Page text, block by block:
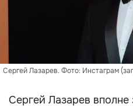
Сергей Лазарев. Фото: Инстаграм
Сергей Лазарев вполне